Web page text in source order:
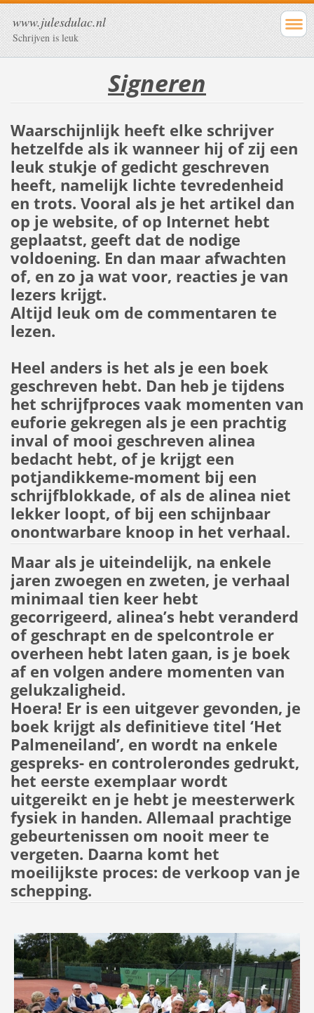
www.julesdulac.nl
Schrijven is leuk
Signeren
Waarschijnlijk heeft elke schrijver
hetzelfde als ik wanneer hij of zij een
leuk stukje of gedicht geschreven
heeft, namelijk lichte tevredenheid
en trots. Vooral als je het artikel dan
op je website, of op Internet hebt
geplaatst, geeft dat de nodige
voldoening. En dan maar afwachten
of, en zo ja wat voor, reacties je van
lezers krijgt.
Altijd leuk om de commentaren te
lezen.
Heel anders is het als je een boek
geschreven hebt. Dan heb je tijdens
het schrijfproces vaak momenten van
euforie gekregen als je een prachtig
inval of mooi geschreven alinea
bedacht hebt, of je krijgt een
potjandikkeme-moment bij een
schrijfblokkade, of als de alinea niet
lekker loopt, of bij een schijnbaar
onontwarbare knoop in het verhaal.
Maar als je uiteindelijk, na enkele
jaren zwoegen en zweten, je verhaal
minimaal tien keer hebt
gecorrigeerd, alinea’s hebt veranderd
of geschrapt en de spelcontrole er
overheen hebt laten gaan, is je boek
af en volgen andere momenten van
gelukzaligheid.
Hoera! Er is een uitgever gevonden, je
boek krijgt als definitieve titel ‘Het
Palmeneiland’, en wordt na enkele
gespreks- en controlerondes gedrukt,
het eerste exemplaar wordt
uitgereikt en je hebt je meesterwerk
fysiek in handen. Allemaal prachtige
gebeurtenissen om nooit meer te
vergeten. Daarna komt het
moeilijkste proces: de verkoop van je
schepping.